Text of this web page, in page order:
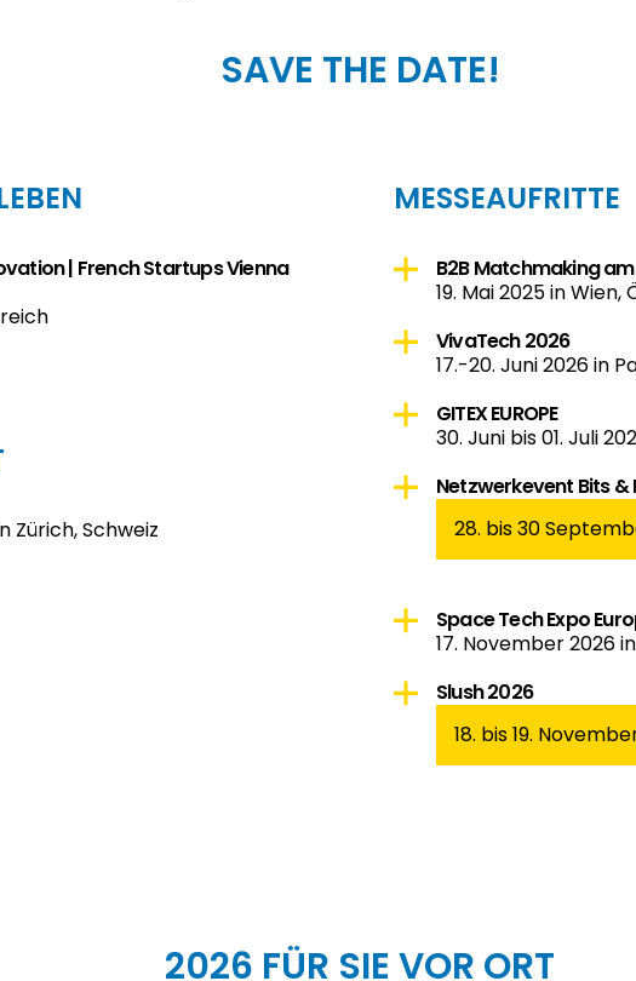
SAVE THE DATE!
| French Startups Vienna
Zürich, Schweiz
MESSEAUFRITTE
B2B Matchmaking
19. Mai 2025 in
VivaTech 2026
17.-20. Juni 2026 in
GITEX EUROPE
30. Juni bis 01. Juli
Netzwerkevent Bits &
28. bis 30
Space Tech Expo
17. November 2026
Slush 2026
18. bis 19.
2026 FÜR SIE VOR ORT